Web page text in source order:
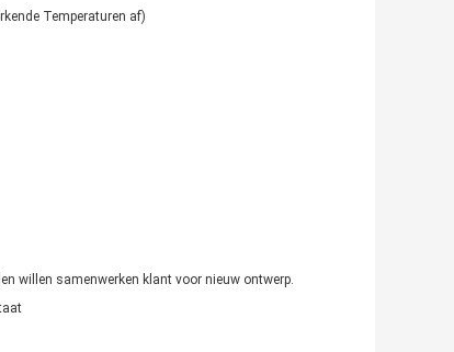
Temperaturen af)
willen samenwerken klant voor nieuw ontwerp.